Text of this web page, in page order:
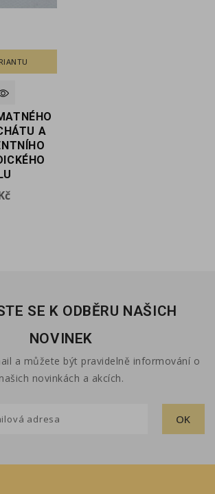
A
Cena
SE K ODBĚRU NAŠICH
NOVINEK
a můžete být pravidelně informování o
našich novinkách a akcích.